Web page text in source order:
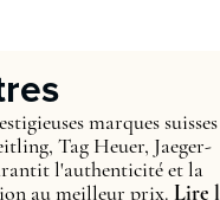
marques suisses
Tag Heuer, Jaeger-
l'authenticité et la
au meilleur prix. Lire